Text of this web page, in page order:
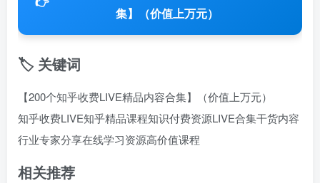
集】（价值上万元）
🏷️ 关键词
【200个知乎收费LIVE精品内容合集】（价值上万元）
知乎收费LIVE知乎精品课程知识付费资源LIVE合集干货内容
行业专家分享在线学习资源高价值课程
相关推荐